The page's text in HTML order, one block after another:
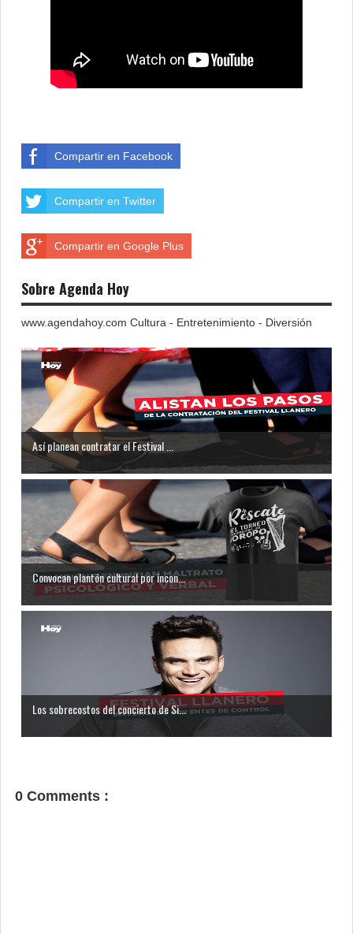
Compartir en Facebook
Compartir en Twitter
Compartir en Google Plus
Sobre Agenda Hoy
www.agendahoy.com Cultura - Entretenimiento - Diversión
Así planean contratar el Festival ...
Convocan plantón cultural por incon...
Los sobrecostos del concierto de Si...
0 Comments :